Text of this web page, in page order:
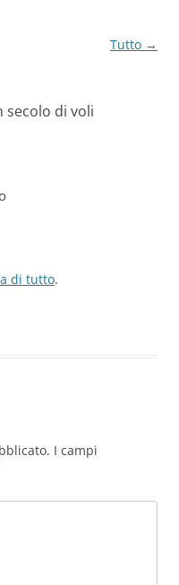
Tutto →
secolo di voli
di tutto.
I campi